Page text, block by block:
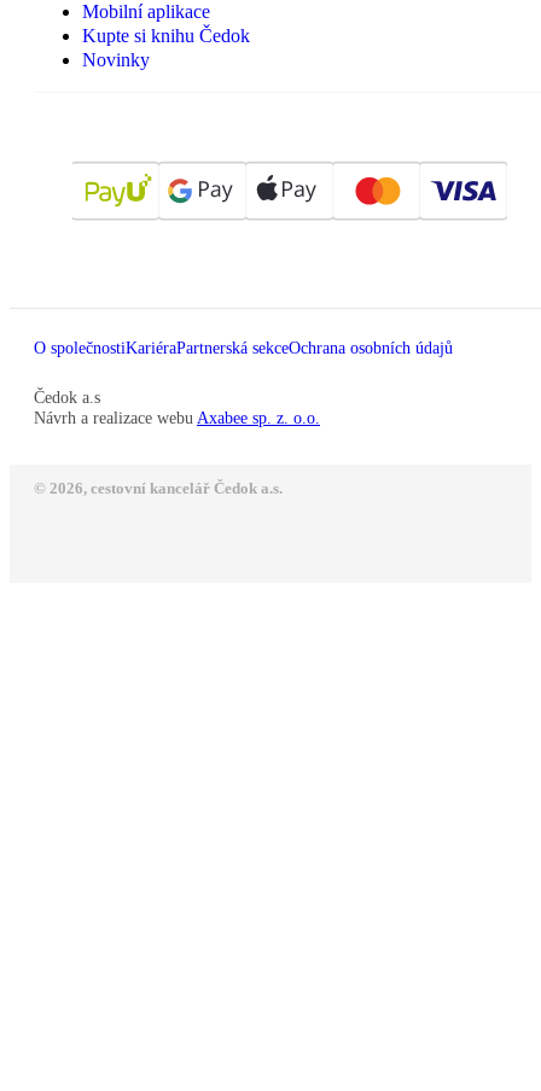
Mobilní aplikace
Kupte si knihu Čedok
Novinky
O společnostiKariéraPartnerská sekceOchrana osobních údajů
Čedok a.s
Návrh a realizace webu Axabee sp. z. o.o.
© 2026, cestovní kancelář Čedok a.s.